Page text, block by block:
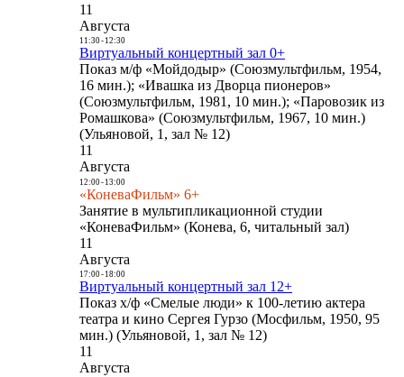
11
Августа
11:30- 12:30
Виртуальный концертный зал 0+
Показ м/ф «Мойдодыр» (Союзмультфильм, 1954,
16 мин.); «Ивашка из Дворца пионеров»
(Союзмультфильм, 1981, 10 мин.); «Паровозик из
Ромашкова» (Союзмультфильм, 1967, 10 мин.)
(Ульяновой, 1, зал № 12)
11
Августа
12:00- 13:00
«КоневаФильм» 6+
Занятие в мультипликационной студии
«КоневаФильм» (Конева, 6, читальный зал)
11
Августа
17:00- 18:00
Виртуальный концертный зал 12+
Показ х/ф «Смелые люди» к 100-летию актера
театра и кино Сергея Гурзо (Мосфильм, 1950, 95
мин.) (Ульяновой, 1, зал № 12)
11
Августа